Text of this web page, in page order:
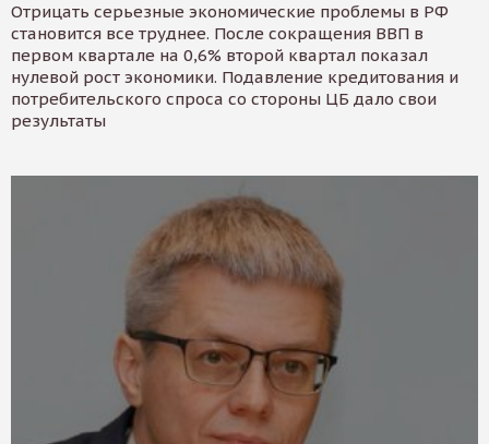
Отрицать серьезные экономические проблемы в РФ
становится все труднее. После сокращения ВВП в
первом квартале на 0,6% второй квартал показал
нулевой рост экономики. Подавление кредитования и
потребительского спроса со стороны ЦБ дало свои
результаты